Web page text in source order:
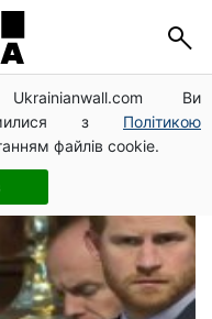
Ви
з Політикою
файлів cookie.